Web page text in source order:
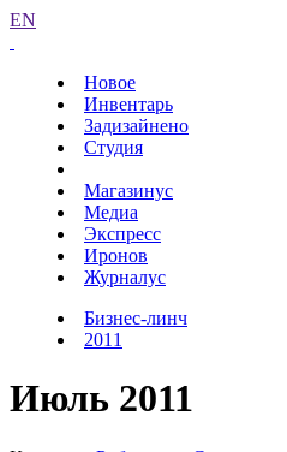
EN
Новое
Инвентарь
Задизайнено
Студия
Магазинус
Медиа
Экспресс
Иронов
Журналус
Бизнес-линч
2011
Июль 2011